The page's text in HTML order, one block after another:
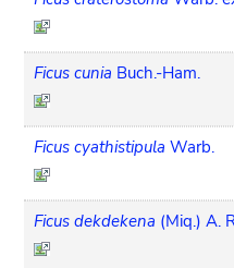
Ficus cunia Buch.-Ham.
Ficus cyathistipula Warb.
Ficus dekdekena (Miq.) A.